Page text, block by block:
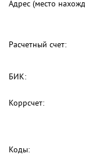
Адрес (место
Расчетный счет:
БИК:
Коррсчет:
Коды: